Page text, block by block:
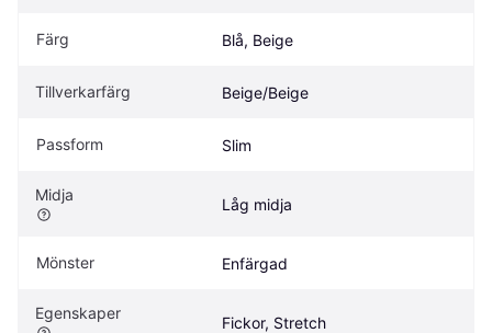
Färg Blå, Beige
Tillverkarfärg Beige/Beige
Passform Slim
Midja
Låg midja
Mönster Enfärgad
Egenskaper
Fickor, Stretch